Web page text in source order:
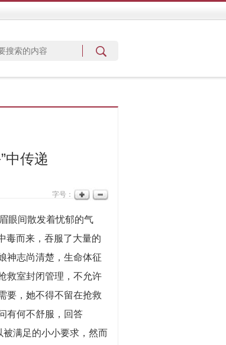
中传递
字号：
眼间散发着忧郁的气
毒而来，吞服了大量的
神志尚清楚，生命体征
救室封闭管理，不允许
要，她不得不留在抢救
有何不舒服，回答
被满足的小小要求，然而